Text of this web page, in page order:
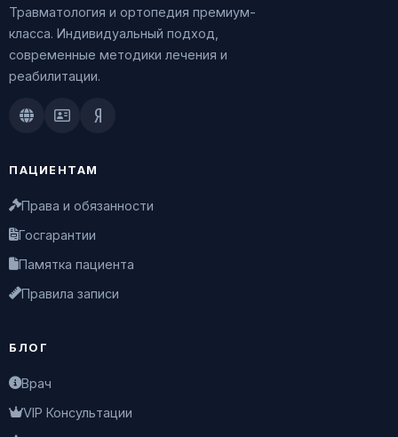
Травматология и ортопедия премиум-
класса. Индивидуальный подход,
современные методики лечения и
реабилитации.
Doctu.ruПроДокторов
Яндекс.Здоровье
ПАЦИЕНТАМ
Права и обязанности
Госгарантии
Памятка пациента
Правила записи
БЛОГ
Врач
VIP Консультации